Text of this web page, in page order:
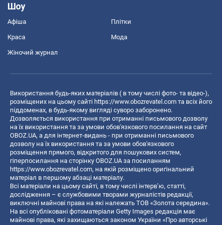
Шоу
Афіша Плітки
Краса Мода
Жіночий журнал
Використання будь-яких матеріалів ( в тому числі фото- та відео-),
розміщених на цьому сайті https://www.obozrevatel.com та всіх його
піддоменах, в будь-якому вигляді суворо заборонено.
Дозволяється використання при отриманні письмового дозволу
на їх використання та за умови обов'язкового посилання на сайт
OBOZ.UA, а для інтернет-видань - при отриманні письмового
дозволу на їх використання та за умови обов'язкового
розміщення прямого, відкритого для пошукових систем,
гіперпосилання на сторінку OBOZ.UA за посиланням
https://www.obozrevatel.com, на якій розміщено оригінальний
матеріал в першому абзаці матеріалу.
Всі матеріали на цьому сайті, в тому числі інтерв’ю, статті,
дослідження – є службовими творами журналістів редакції,
виключні майнові права на які належать ТОВ «Золота середина».
На всі опубліковані фотоматеріали Getty Images редакція має
майнові права, які захищаються законом України «Про авторські